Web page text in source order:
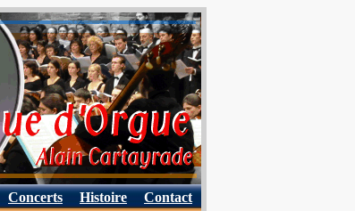
Concerts Histoire Contact